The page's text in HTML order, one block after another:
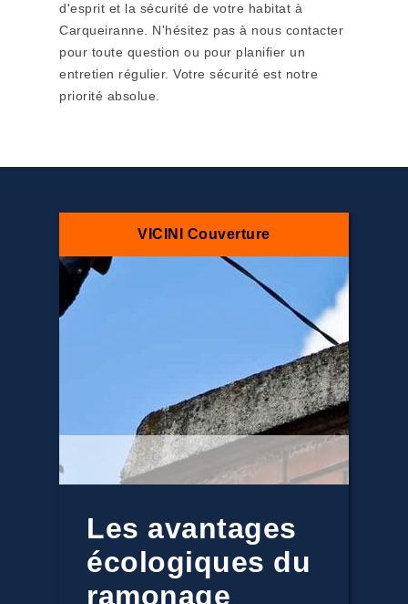
d'esprit et la sécurité de votre habitat à
Carqueiranne. N'hésitez pas à nous contacter
pour toute question ou pour planifier un
entretien régulier. Votre sécurité est notre
priorité absolue.
VICINI Couverture
Les avantages
écologiques du
ramonage